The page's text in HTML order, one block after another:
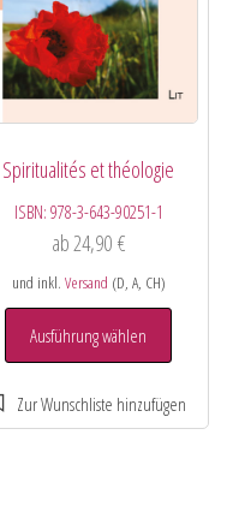
Spiritualités et théologie
ISBN: 978-3-643-90251-1
ab24,90 €
und inkl. Versand (D, A, CH)
Ausführung wählen